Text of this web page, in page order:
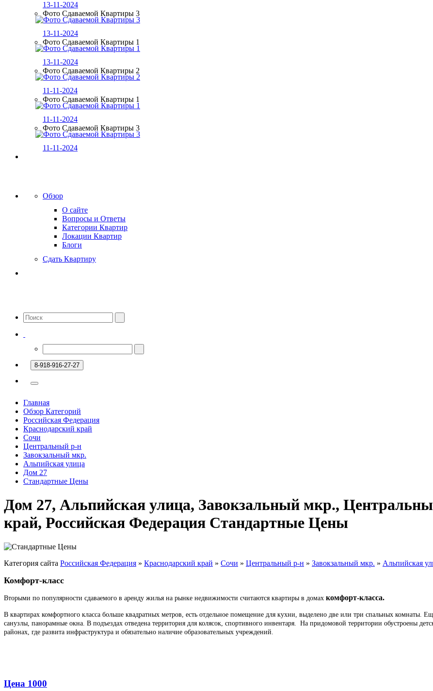
13-11-2024
Фото Сдаваемой Квартиры 3
13-11-2024
Фото Сдаваемой Квартиры 1
13-11-2024
Фото Сдаваемой Квартиры 2
11-11-2024
Фото Сдаваемой Квартиры 1
11-11-2024
Фото Сдаваемой Квартиры 3
11-11-2024
Обзор
О сайте
Вопросы и Ответы
Категории Квартир
Локации Квартир
Блоги
Сдать Квартиру
8-918-916-27-27
Главная
Обзор Категорий
Российская Федерация
Краснодарский край
Сочи
Центральный р-н
Завокзальный мкр.
Альпийская улица
Дом 27
Стандартные Цены
Дом 27, Альпийская улица, Завокзальный мкр.,
край, Российская Федерация Стандартные Цены
Категория сайта Российская Федерация » Краснодарский край » Сочи » Центральный р-н » Завокзальный мкр. » Альпийская
Комфорт-класс
Вторыми по популярности сдаваемого в аренду жилья на рынке недвижимости считаются квартиры в домах комфорт-класса.
В квартирах комфортного класса больше квадратных метров, есть отдельное помещение для кухни, выделено две или три спальных комнаты.
санузлы, панорамные окна. В подъездах отведена территория для колясок, спортивного инвентаря. На придомовой территории обустроены
районах, где развита инфраструктура и обязательно наличие образовательных учреждений.
Цена 1000